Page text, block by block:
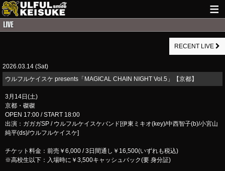
GUITAR WORKS
MAIL
RECENT LIVE
2026.03.14 (Sat)
ウルフルケイスケ presents「MAGICAL CHAIN NIGHT Vol.5」【京都】
3月14日(土)
京都・磔磔
OPEN 17:00 / START 18:00
出演：ガガガSP / ウルフルケイスケバンド[伊東ミキオ(key)/中西智子(b)/小宮山
純平(ds)/ウルフルケイスケ]
チケット料金：前売￥6,000 / 3日間通し￥16,500(いずれも税込)
※高校生以下：入場時に￥3,500キャッシュバック(要 身分証)